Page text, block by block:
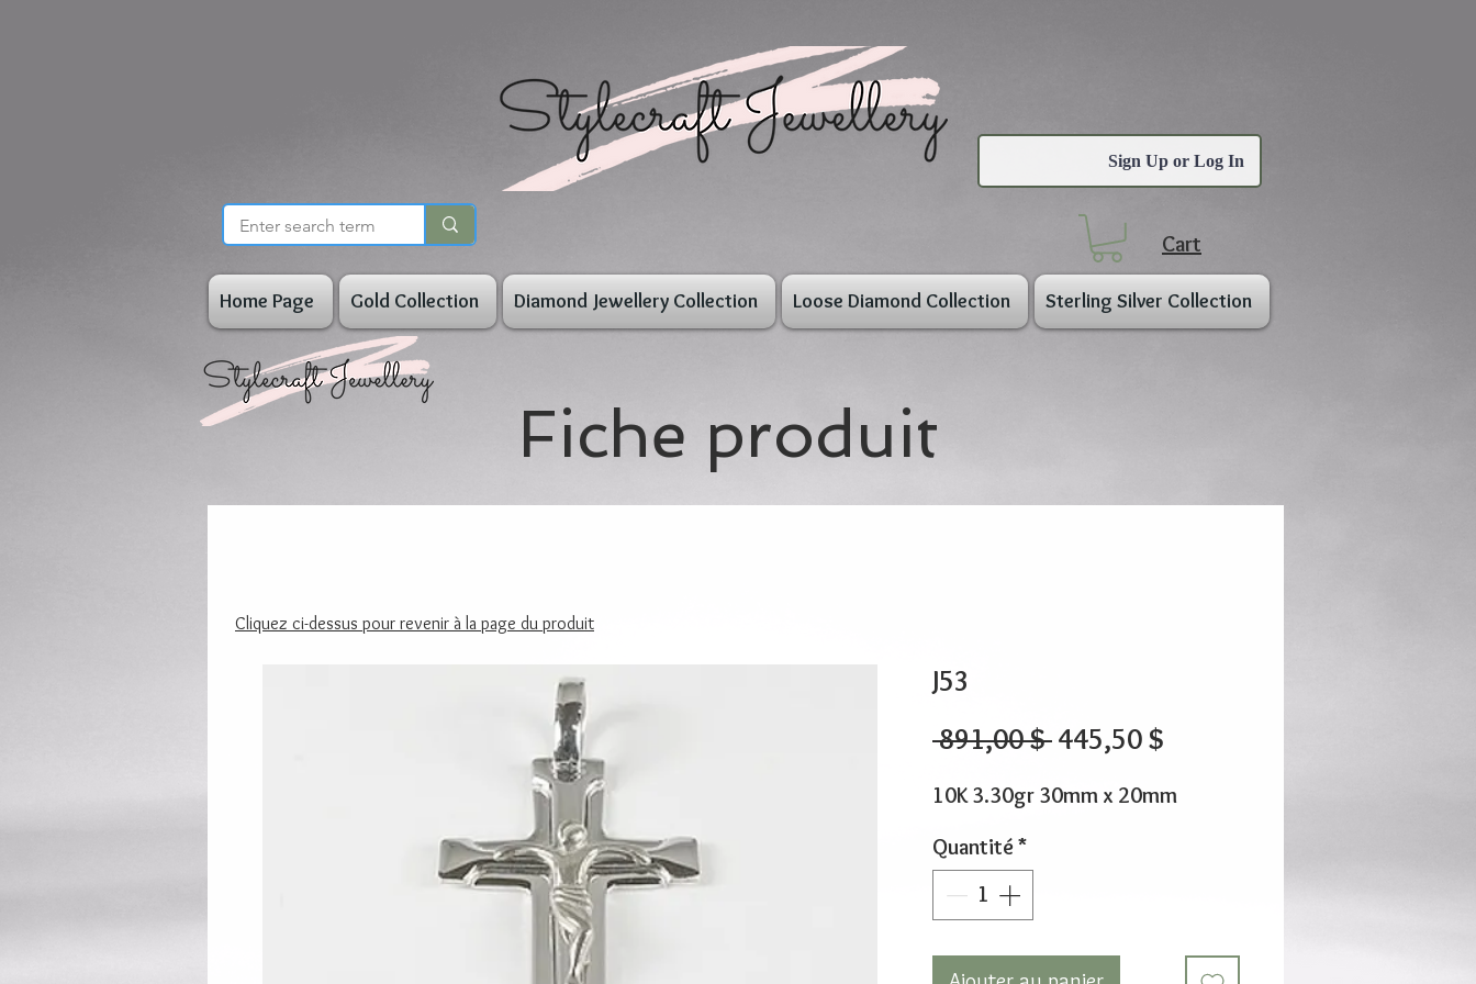
Sign Up or Log In
Cart
Home Page Gold Collection Diamond Jewellery Collection Loose Diamond Collection Sterling Silver Collection
Fiche produit
J53
891,00 $ Prix
445,50 $
10K 3.30gr 30mm x 20mm
Quantité*
Cliquez ci-dessus pour revenir à la page du produit